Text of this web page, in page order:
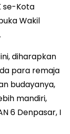
se-Kota
Wakil
diharapkan
para remaja
budayanya,
mandiri,
6 Denpasar, I